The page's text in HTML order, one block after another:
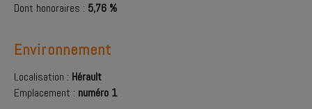
Dont honoraires : 5,76 %
Environnement
Localisation : Hérault
Emplacement : numéro 1